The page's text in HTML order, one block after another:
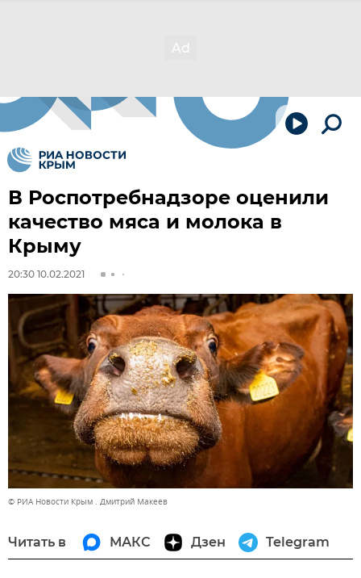
В Роспотребнадзоре оценили
качество мяса и молока в
Крыму
20:30 10.02.2021
© РИА Новости Крым . Дмитрий Макеев
Читать в МАКС Дзен Telegram